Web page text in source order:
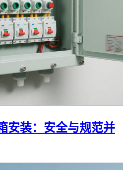
安装：安全与规范并